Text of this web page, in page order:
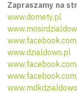
Zapraszamy na
www.domety.pl
www.dzialdowo.pl